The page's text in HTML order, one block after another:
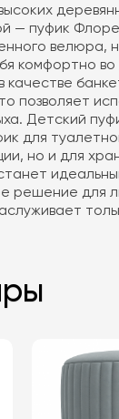
— пуфик
комфортно
качестве
позволяет
Детский
для
но и для
решение для